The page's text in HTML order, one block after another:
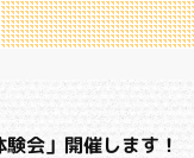
会」開催します！